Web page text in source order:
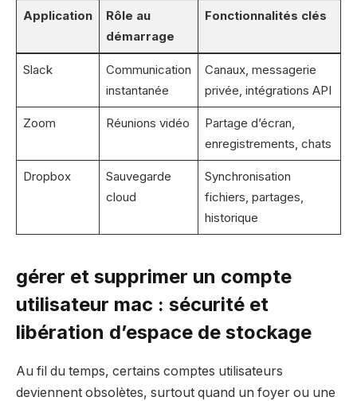
Application
Rôle au
démarrage
Fonctionnalités clés
Slack
Communication
instantanée
Canaux, messagerie
privée, intégrations API
Zoom Réunions vidéo
Partage d’écran,
enregistrements, chats
Dropbox
Sauvegarde
cloud
Synchronisation
fichiers, partages,
historique
gérer et supprimer un compte
utilisateur mac : sécurité et
libération d’espace de stockage
Au fil du temps, certains comptes utilisateurs
deviennent obsolètes, surtout quand un foyer ou une